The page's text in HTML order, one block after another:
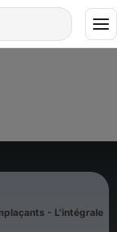
- L'intégrale